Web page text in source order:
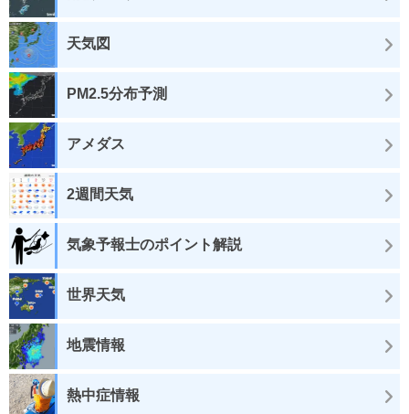
天気図
PM2.5分布予測
アメダス
2週間天気
気象予報士のポイント解説
世界天気
地震情報
熱中症情報